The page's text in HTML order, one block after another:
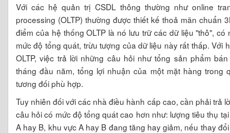
Với các hệ quản trị CSDL thông thường như online
processing (OLTP) thường được thiết kế thoả mãn chuẩn
điểm của hệ thống OLTP là nó lưu trữ các dữ liệu "thô", có
mức độ tổng quát, trừu tượng của dữ liệu này rất thấp. Với
OLTP, việc trả lời những câu hỏi như tổng sản phẩm
tháng đầu năm, tổng lợi nhuận của một mặt hàng trong
tương đối phù hợp.
Tuy nhiên đối với các nhà điều hành cấp cao, cần phải trả
câu hỏi có mức độ tổng quát cao hơn như: lượng tiêu thụ
A hay B, khu vực A hay B đang tăng hay giảm, nếu thay